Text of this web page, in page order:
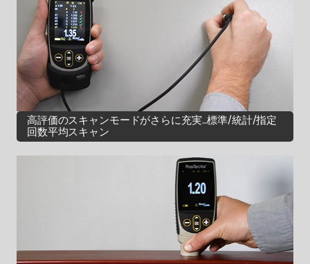
高評価のスキャンモードがさらに充実…標準/統計/指定
回数平均スキャン